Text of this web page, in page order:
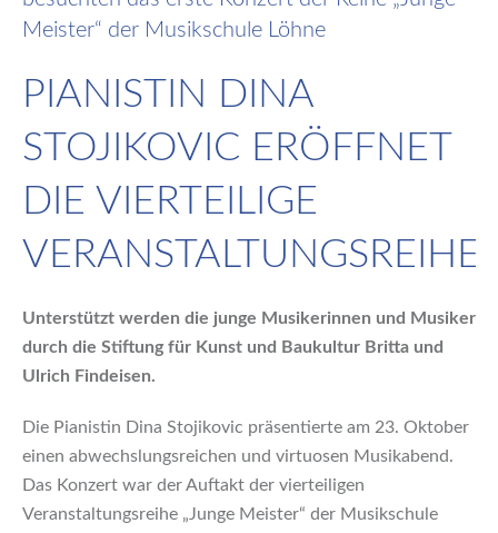
Meister“ der Musikschule Löhne
PIANISTIN DINA
STOJIKOVIC ERÖFFNET
DIE VIERTEILIGE
VERANSTALTUNGSREIHE
Unterstützt werden die junge Musikerinnen und Musiker
durch die Stiftung für Kunst und Baukultur Britta und
Ulrich Findeisen.
Die Pianistin Dina Stojikovic präsentierte am 23. Oktober
einen abwechslungsreichen und virtuosen Musikabend.
Das Konzert war der Auftakt der vierteiligen
Veranstaltungsreihe „Junge Meister“ der Musikschule